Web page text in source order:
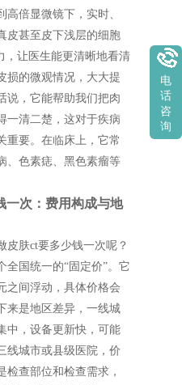
倍显微镜下，实时、
皮甚至皮下浅层的细胞
，让医生能更清晰地看清
损的微观情况，大大提
说，它能帮助我们把肉
一清二楚，这对于疾病
重要。在临床上，它常
、色素痣、黑色素瘤等
一次：费用构成与地
皮肤ct要多少钱一次呢？
全国统一的“固定价”。它
之间浮动，具体价格会
来是地区差异，一线城
中，设备更新快，可能
线城市或县级医院，价
检查部位和检查需求，
电
话
咨
询